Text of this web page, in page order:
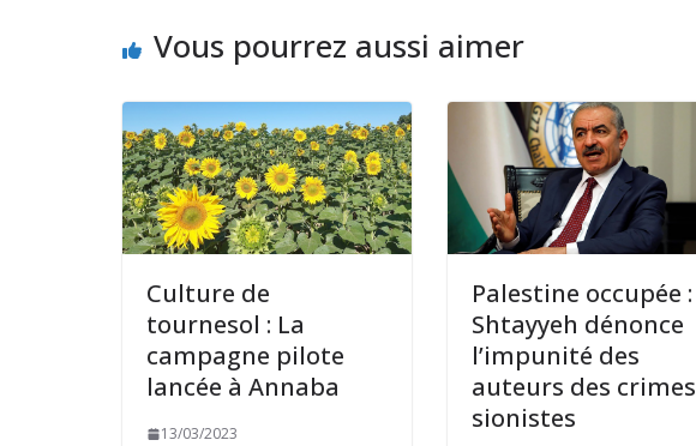
Vous pourrez aussi aimer
Culture de
tournesol : La
campagne pilote
lancée à Annaba
13/03/2023
Palestine occupée :
Shtayyeh dénonce
l’impunité des
auteurs des crimes
sionistes